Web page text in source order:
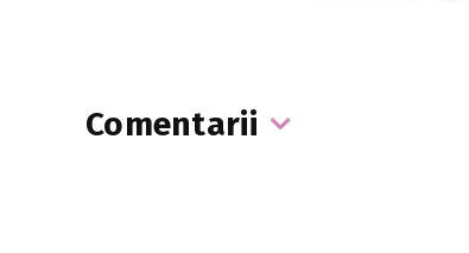
Comentarii